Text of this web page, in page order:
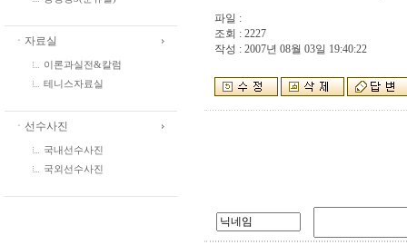
ㆍ자료실
이론과실전&칼럼
테니스자료실
ㆍ선수사진
국내선수사진
국외선수사진
파일 :
조회 : 2227
작성 : 2007년 08월 03일 19:40:22